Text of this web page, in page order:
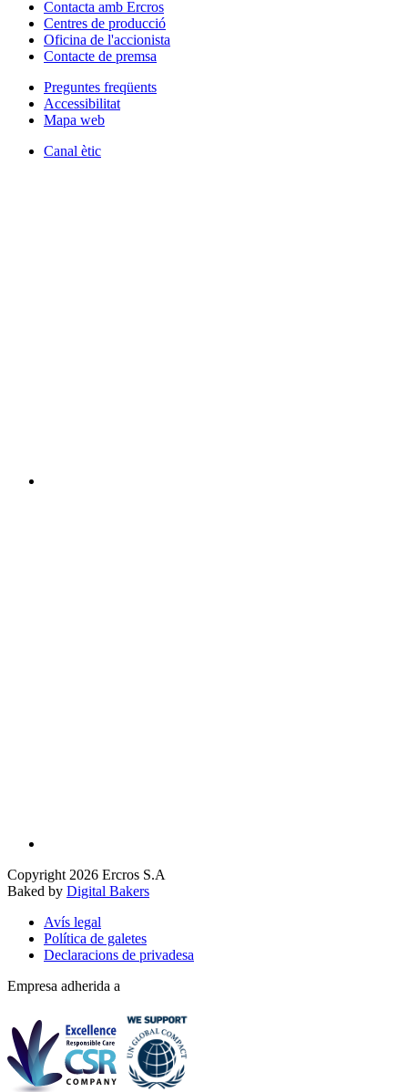
Contacta amb Ercros
Centres de producció
Oficina de l'accionista
Contacte de premsa
Preguntes freqüents
Accessibilitat
Mapa web
Canal ètic
Copyright 2026 Ercros S.A
Baked by Digital Bakers
Avís legal
Política de galetes
Declaracions de privadesa
Empresa adherida a